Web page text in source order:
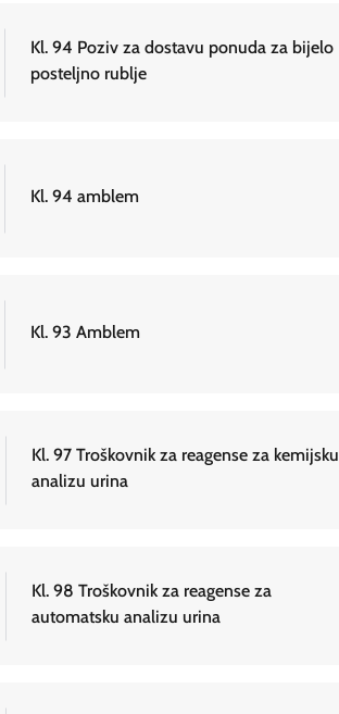
Kl. 94 Poziv za dostavu ponuda za bijelo
posteljno rublje
Kl. 94 amblem
Kl. 93 Amblem
Kl. 97 Troškovnik za reagense za kemijsku
analizu urina
Kl. 98 Troškovnik za reagense za
automatsku analizu urina